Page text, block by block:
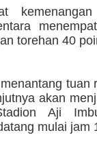
torehan 40
tuan
akan
Aji
mulai jam